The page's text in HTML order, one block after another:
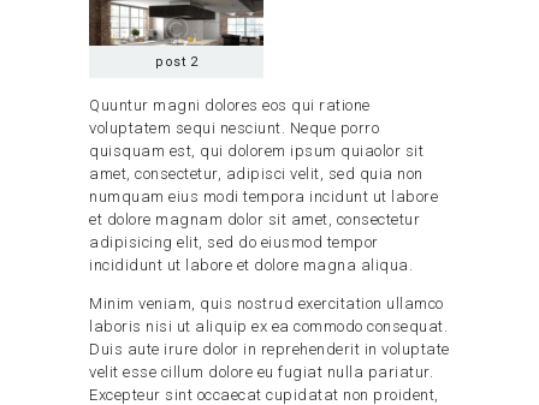
post 2
Quuntur magni dolores eos qui ratione
voluptatem sequi nesciunt. Neque porro
quisquam est, qui dolorem ipsum quiaolor sit
amet, consectetur, adipisci velit, sed quia non
numquam eius modi tempora incidunt ut labore
et dolore magnam dolor sit amet, consectetur
adipisicing elit, sed do eiusmod tempor
incididunt ut labore et dolore magna aliqua.
Minim veniam, quis nostrud exercitation ullamco
laboris nisi ut aliquip ex ea commodo consequat.
Duis aute irure dolor in reprehenderit in voluptate
velit esse cillum dolore eu fugiat nulla pariatur.
Excepteur sint occaecat cupidatat non proident,